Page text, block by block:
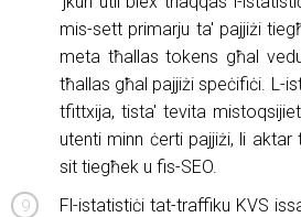
mis-sett primarju ta' pajjiżi
meta tħallas tokens għal
tħallas għal pajjiżi speċifiċi. L-
tfittxija, tista' tevita
utenti minn ċerti pajjiżi, li aktar
sit tiegħek u fis-SEO.
Fl-istatistiċi tat-traffiku KVS